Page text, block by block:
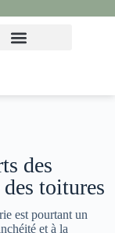
des
toitures
est pourtant un
et à la